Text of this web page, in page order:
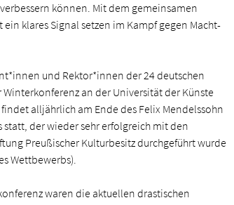
können. Mit dem gemeinsamen
klares Signal setzen im Kampf gegen Macht­
und Rektor*innen der 24 deutschen
an der Universität der Künste
findet alljährlich am Ende des Felix Mendelssohn
der wieder sehr erfolgreich mit den
Preußischer Kulturbesitz durchgeführt wurde
Wettbewerbs).
waren die aktuellen drastischen